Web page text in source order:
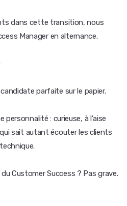
dans cette transition, nous
Manager en alternance.
parfaite sur le papier.
personnalité : curieuse, à l'aise
sait autant écouter les clients
Customer Success ? Pas grave.